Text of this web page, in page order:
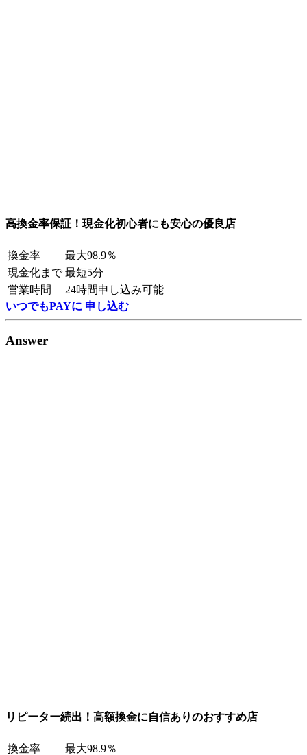
高換金率保証！現金化初心者にも安心の優良店
換金率
最大98.9％
現金化まで 最短5分
営業時間
24時間申し込み可能
いつでもPAYに 申し込む
Answer
リピーター続出！高額換金に自信ありのおすすめ店
換金率
最大98.9％